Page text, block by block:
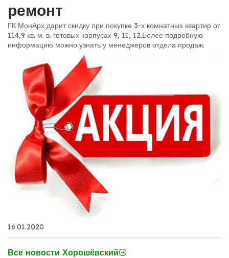
ремонт
ГК МонАрх дарит скидку при покупке 3-х комнатных квартир от
114,9 кв. м. в. готовых корпусах 9, 11, 12.Более подробную
информацию можно узнать у менеджеров отдела продаж.
16.01.2020
Все новости Хорошёвский